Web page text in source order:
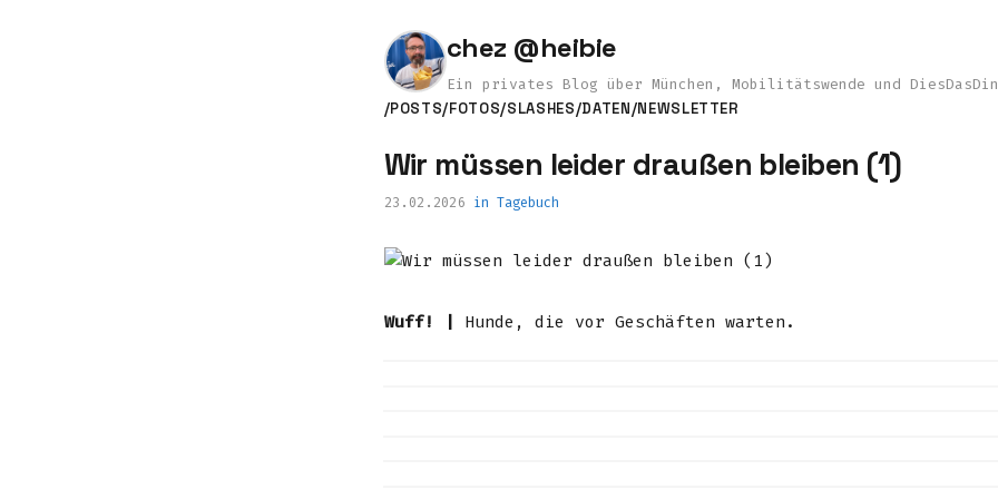
chez @heibie
Ein privates Blog über München, Mobilitätswende und
/POSTS/FOTOS/SLASHES/DATEN/NEWSLETTER
Wir müssen leider draußen bleiben (1)
23.02.2026 inTagebuch
Wuff! | Hunde, die vor Geschäften warten.